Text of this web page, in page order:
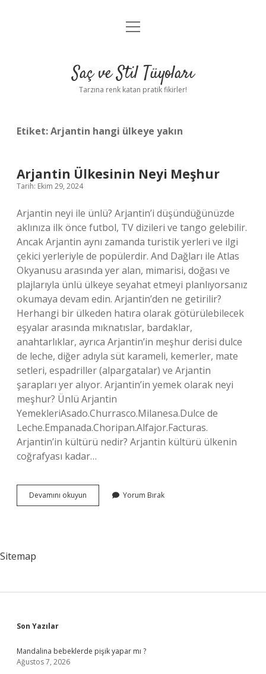
Anasayfa
Yasal Uyarı
menüyü
Saç ve Stil Tüyoları
Tarzına renk katan pratik fikirler!
Etiket:Arjantin hangi ülkeye yakın
Arjantin Ülkesinin Neyi Meşhur
Tarih: Ekim 29, 2024
Arjantin neyi ile ünlü? Arjantin’i düşündüğünüzde
aklınıza ilk önce futbol, ​​TV dizileri ve tango gelebilir.
Ancak Arjantin aynı zamanda turistik yerleri ve ilgi
çekici yerleriyle de popülerdir. And Dağları ile Atlas
Okyanusu arasında yer alan, mimarisi, doğası ve
plajlarıyla ünlü ülkeye seyahat etmeyi planlıyorsanız
okumaya devam edin. Arjantin’den ne getirilir?
Herhangi bir ülkeden hatıra olarak götürülebilecek
eşyalar arasında mıknatıslar, bardaklar,
anahtarlıklar, ayrıca Arjantin’in meşhur derisi dulce
de leche, diğer adıyla süt karameli, kemerler, mate
setleri, espadriller (alpargatalar) ve Arjantin
şarapları yer alıyor. Arjantin’in yemek olarak neyi
meşhur? Ünlü Arjantin
YemekleriAsado.Churrasco.Milanesa.Dulce de
Leche.Empanada.Choripan.Alfajor.Facturas.
Arjantin’in kültürü nedir? Arjantin kültürü ülkenin
coğrafyası kadar…
Devamını okuyun
Ülkesinin
Yorum Bırak
Sitemap
Sidebar
Son Yazılar
Mandalina bebeklerde pişik yapar mı ?
Ağustos 7, 2026